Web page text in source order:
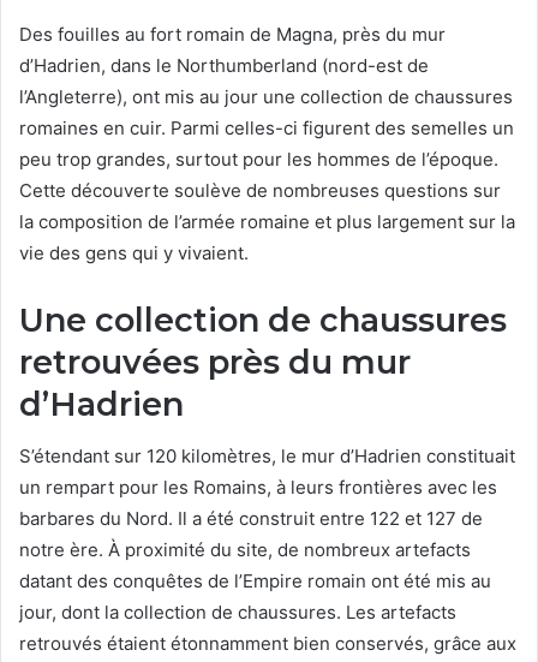
Des fouilles au fort romain de Magna, près du mur
d’Hadrien, dans le Northumberland (nord-est de
l’Angleterre), ont mis au jour une collection de chaussures
romaines en cuir. Parmi celles-ci figurent des semelles un
peu trop grandes, surtout pour les hommes de l’époque.
Cette découverte soulève de nombreuses questions sur
la composition de l’armée romaine et plus largement sur la
vie des gens qui y vivaient.
Une collection de chaussures
retrouvées près du mur
d’Hadrien
S’étendant sur 120 kilomètres, le mur d’Hadrien constituait
un rempart pour les Romains, à leurs frontières avec les
barbares du Nord. Il a été construit entre 122 et 127 de
notre ère. À proximité du site, de nombreux artefacts
datant des conquêtes de l’Empire romain ont été mis au
jour, dont la collection de chaussures. Les artefacts
retrouvés étaient étonnamment bien conservés, grâce aux